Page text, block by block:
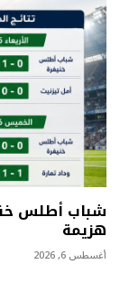
شباب أطلس
هزيمة
أغسطس 6, 2026